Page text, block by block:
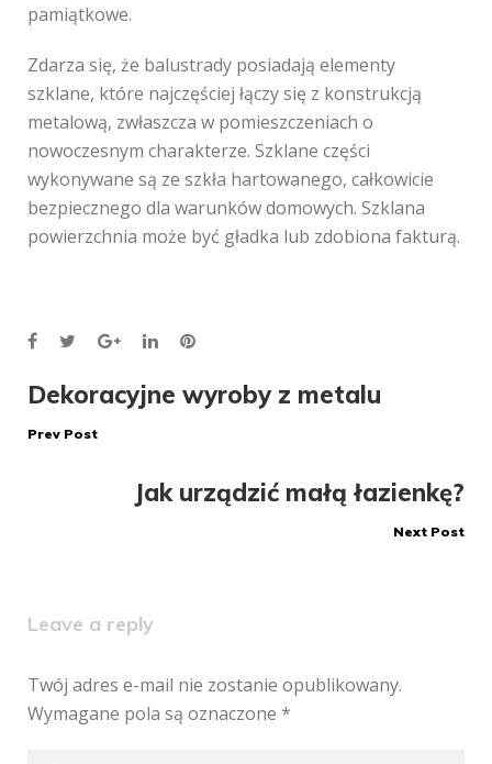
pamiątkowe.
Zdarza się, że balustrady posiadają elementy
szklane, które najczęściej łączy się z konstrukcją
metalową, zwłaszcza w pomieszczeniach o
nowoczesnym charakterze. Szklane części
wykonywane są ze szkła hartowanego, całkowicie
bezpiecznego dla warunków domowych. Szklana
powierzchnia może być gładka lub zdobiona fakturą.
Facebook
TwitterGoogle+LinkedInPinterest
Nawigacja
Dekoracyjne wyroby z metalu
Prev Post
Jak urządzić małą łazienkę?
Next Post
Leave a reply
Twój adres e-mail nie zostanie opublikowany.
Wymagane pola są oznaczone *